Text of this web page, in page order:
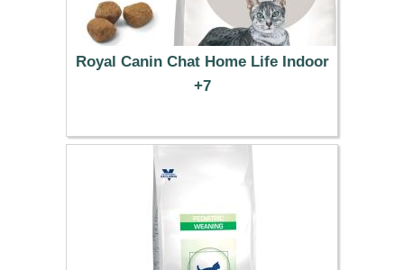
Royal Canin Chat Home Life Indoor
+7
15.49 €